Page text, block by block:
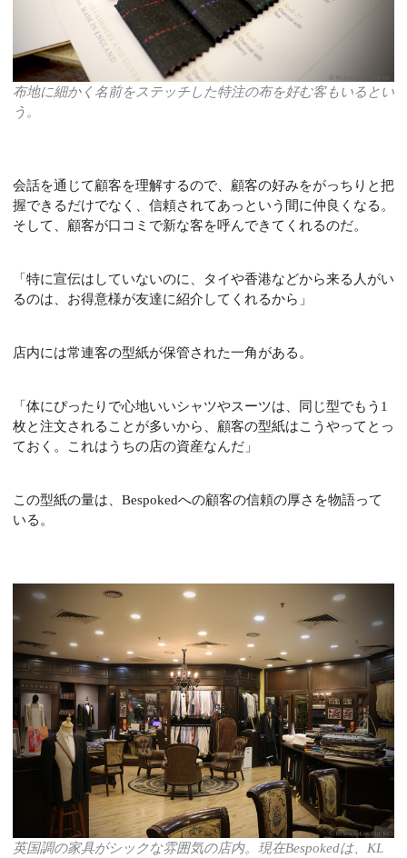
布地に細かく名前をステッチした特注の布を好む客もいるとい
う。
会話を通じて顧客を理解するので、顧客の好みをがっちりと把
握できるだけでなく、信頼されてあっという間に仲良くなる。
そして、顧客が口コミで新な客を呼んできてくれるのだ。
「特に宣伝はしていないのに、タイや香港などから来る人がい
るのは、お得意様が友達に紹介してくれるから」
店内には常連客の型紙が保管された一角がある。
「体にぴったりで心地いいシャツやスーツは、同じ型でもう1
枚と注文されることが多いから、顧客の型紙はこうやってとっ
ておく。これはうちの店の資産なんだ」
この型紙の量は、Bespokedへの顧客の信頼の厚さを物語って
いる。
英国調の家具がシックな雰囲気の店内。現在Bespokedは、KL